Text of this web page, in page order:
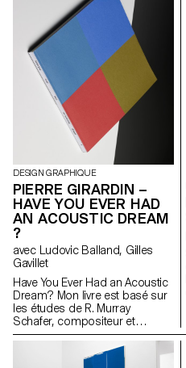
travailler d’une manière
productive avec un sujet qui est
à la fois riche en matériels et
qui me passionne. Prix Bonnard
& Gardel 2013
DESIGN GRAPHIQUE
PIERRE GIRARDIN –
HAVE YOU EVER HAD
AN ACOUSTIC DREAM
?
avec Ludovic Balland, Gilles
Gavillet
Have You Ever Had an Acoustic
Dream ? Mon livre est basé sur
les études de R. Murray
Schafer, compositeur et
inventeur de la notion de
paysage sonore. J’ai d’abord
réalisé des études